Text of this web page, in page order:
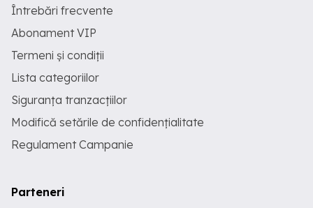
Întrebări frecvente
Abonament VIP
Termeni și condiții
Lista categoriilor
Siguranța tranzacțiilor
Modifică setările de confidențialitate
Regulament Campanie
Parteneri